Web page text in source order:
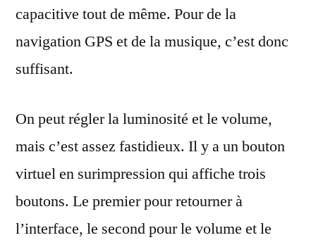
capacitive tout de même. Pour de la
navigation GPS et de la musique, c’est donc
suffisant.
On peut régler la luminosité et le volume,
mais c’est assez fastidieux. Il y a un bouton
virtuel en surimpression qui affiche trois
boutons. Le premier pour retourner à
l’interface, le second pour le volume et le